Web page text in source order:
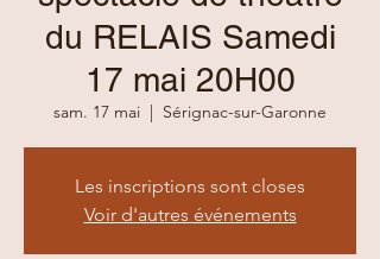
du RELAIS Samedi
17 mai 20H00
sam. 17 mai
  |
Sérignac-sur-Garonne
Les inscriptions sont closes
Voir d'autres événements